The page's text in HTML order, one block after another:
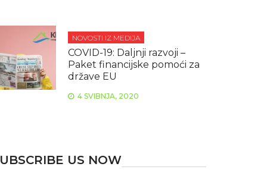
NOVOSTI IZ MEDIJA
COVID-19: Daljnji razvoji –
Paket financijske pomoći za
države EU
4 SVIBNJA, 2020
US NOW